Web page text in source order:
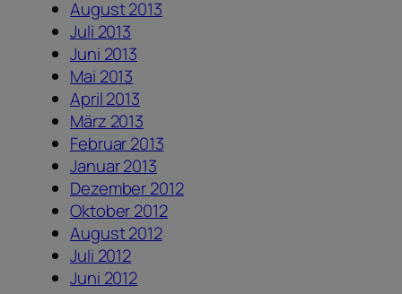
August 2013
Juli 2013
Juni 2013
Mai 2013
April 2013
März 2013
Februar 2013
Januar 2013
Dezember 2012
Oktober 2012
August 2012
Juli 2012
Juni 2012